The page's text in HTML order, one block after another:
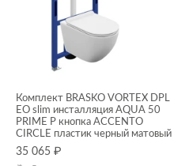
Комплект BRASKO VORTEX DPL
EO slim инсталляция AQUA 50
PRIME P кнопка ACCENTO
CIRCLE пластик черный матовый
35 065 ₽